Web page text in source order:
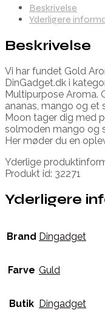
Beskrivelse
Yderligere
Beskrivelse
Vi har fundet Gold
DinGadget.dk i
Multipurpose Aroma.
ananas, mango og et
Moon tager dig med
solmoden mango og
Her møder du en
Yderlige
Produkt id: 32271
Yderligere
Brand Dingadget
Farve Guld
Butik Dingadget